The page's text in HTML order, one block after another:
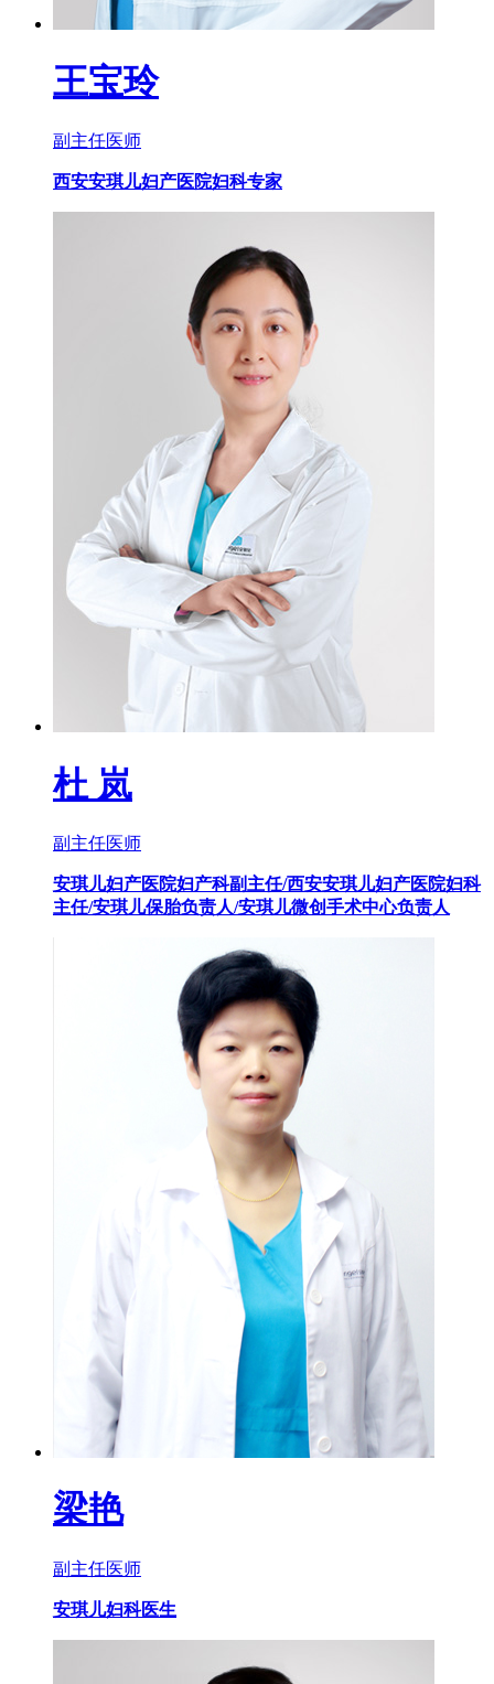
王宝玲
副主任医师
西安安琪儿妇产医院妇科专家
杜 岚
副主任医师
安琪儿妇产医院妇产科副主任/西安安琪儿妇产医院妇科
主任/安琪儿保胎负责人/安琪儿微创手术中心负责人
梁艳
副主任医师
安琪儿妇科医生